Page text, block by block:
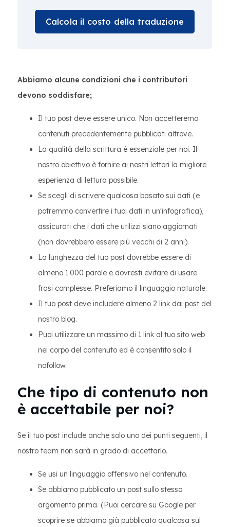
Calcola il costo della traduzione
Abbiamo alcune condizioni che i contributori
devono soddisfare;
Il tuo post deve essere unico. Non accetteremo
contenuti precedentemente pubblicati altrove.
La qualità della scrittura è essenziale per noi. Il
nostro obiettivo è fornire ai nostri lettori la migliore
esperienza di lettura possibile.
Se scegli di scrivere qualcosa basato sui dati (e
potremmo convertire i tuoi dati in un'infografica),
assicurati che i dati che utilizzi siano aggiornati
(non dovrebbero essere più vecchi di 2 anni).
La lunghezza del tuo post dovrebbe essere di
almeno 1.000 parole e dovresti evitare di usare
frasi complesse. Preferiamo il linguaggio naturale.
Il tuo post deve includere almeno 2 link dai post del
nostro blog.
Puoi utilizzare un massimo di 1 link al tuo sito web
nel corpo del contenuto ed è consentito solo il
nofollow.
Che tipo di contenuto non
è accettabile per noi?
Se il tuo post include anche solo uno dei punti seguenti, il
nostro team non sarà in grado di accettarlo.
Se usi un linguaggio offensivo nel contenuto.
Se abbiamo pubblicato un post sullo stesso
argomento prima. (Puoi cercare su Google per
scoprire se abbiamo già pubblicato qualcosa sul